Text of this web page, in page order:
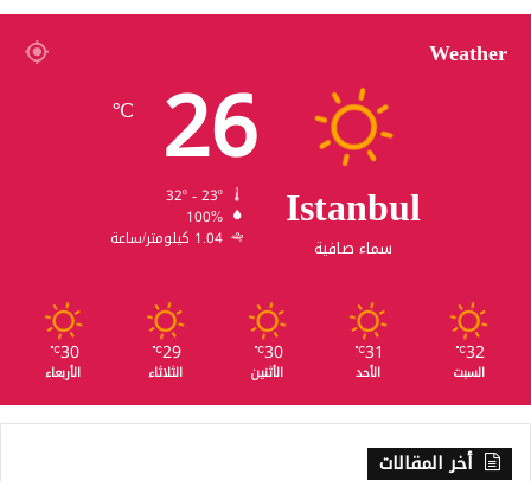
Weather
Istanbul
سماء صافية
26
℃
100%
1.04 كيلومتر/ساعة
32
℃
السبت
31
℃
الأحد
30
℃
الأثنين
29
℃
الثلاثاء
30
℃
الأربعاء
أخر المقالات